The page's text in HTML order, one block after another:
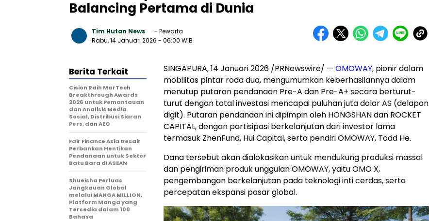
Balancing Pertama di Dunia
Tim Hutan News
- Pewarta
Rabu, 14 Januari 2026 - 06:00 WIB
SINGAPURA,14 Januari 2026 /PRNewswire/ — OMOWAY, pionir dalam
mobilitas pintar roda dua, mengumumkan keberhasilannya dalam
menutup putaran pendanaan Pre-A dan Pre-A+ secara berturut-
turut dengan total investasi mencapai puluhan juta dolar AS (delapan
digit). Putaran pendanaan ini dipimpin oleh HONGSHAN dan ROCKET
CAPITAL, dengan partisipasi berkelanjutan dari investor lama
termasuk ZhenFund, Hui Capital, serta pendiri OMOWAY, Todd He.
Dana tersebut akan dialokasikan untuk mendukung produksi massal
dan pengiriman produk unggulan OMOWAY, yaitu OMO X,
pengembangan berkelanjutan pada teknologi inti cerdas, serta
percepatan ekspansi pasar global.
Berita Terkait
Cision Raih MarTech
Breakthrough Awards
2026 untuk Pemantauan
dan Analisis Media
Sosial, Distribusi Siaran
Pers, dan AEO
Fair Finance Asia Desak
Perbankan Hentikan
Pendanaan untuk Sektor
Batu Bara di ASEAN
Shueisha Perluas
Jangkauan Global
melalui MANGA MILLION,
Platform Manga yang
Tersedia dalam 100
Bahasa